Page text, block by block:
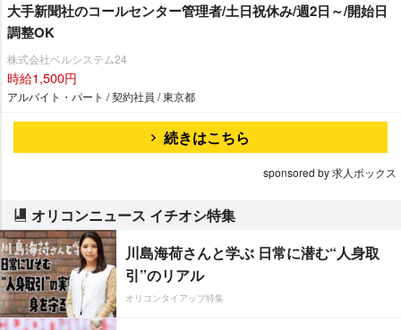
大手新聞社のコールセンター管理者/土日祝休み/週2日～/開始日
調整OK
株式会社ベルシステム24
時給1,500円
アルバイト・パート / 契約社員 / 東京都
続きはこちら
sponsored by 求人ボックス
オリコンニュース イチオシ特集
川島海荷さんと学ぶ 日常に潜む“人身取
引”のリアル
オリコンタイアップ特集